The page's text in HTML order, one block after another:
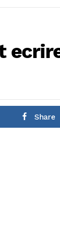
Share